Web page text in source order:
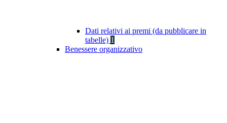
Dati relativi ai premi (da pubblicare in
tabelle) 1
Benessere organizzativo